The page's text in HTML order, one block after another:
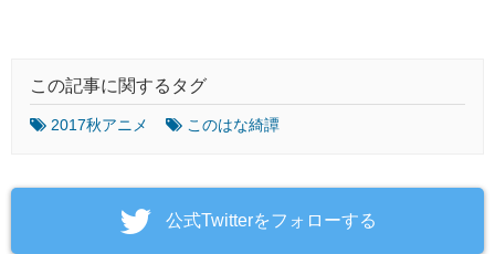
この記事に関するタグ
2017秋アニメ このはな綺譚
‎公式Twitterをフォローする